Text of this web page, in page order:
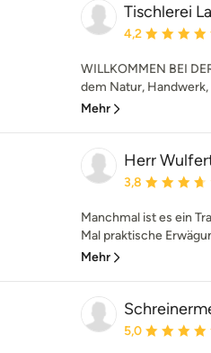
Tischlerei
4,2
WILLKOMMEN BEI
dem Natur,
Mehr
Herr
3,8
Manchmal ist es ein
Mal praktische
Mehr
5,0